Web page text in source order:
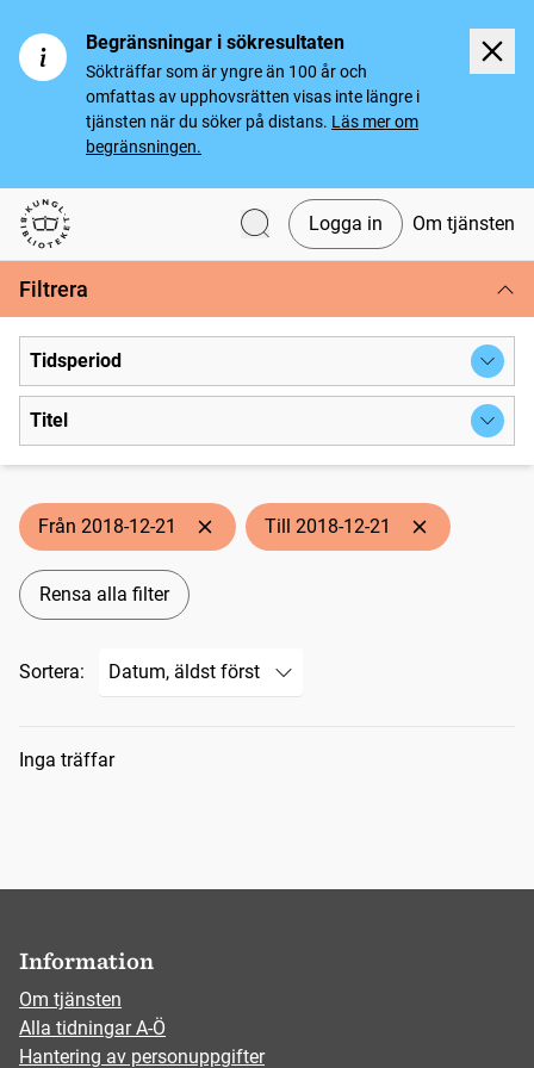
Begränsningar i sökresultaten
Sökträffar som är yngre än 100 år och
omfattas av upphovsrätten visas inte längre i
tjänsten när du söker på distans. Läs mer om
begränsningen.
Svenska tidningar
Logga in Om tjänsten
Filtrera
Tidsperiod
Titel
Från 2018-12-21 Till 2018-12-21
Rensa alla filter
Sortera:
Sökresultat
Inga träffar
Information
Om tjänsten
Alla tidningar A-Ö
Hantering av personuppgifter